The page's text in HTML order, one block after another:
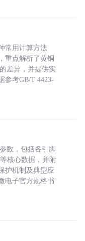
常用计算方法
重点解析了黄铜
差异，并提供实
参考GB/T 4423-
数，包括各引脚
核心数据，并附
护机制及典型应
电子官方规格书